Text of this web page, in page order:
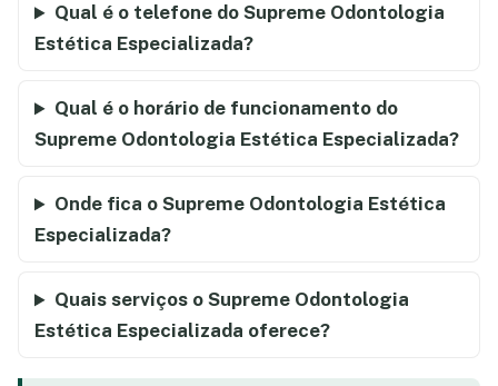
Qual é o telefone do Supreme Odontologia
Estética Especializada?
Qual é o horário de funcionamento do
Supreme Odontologia Estética Especializada?
Onde fica o Supreme Odontologia Estética
Especializada?
Quais serviços o Supreme Odontologia
Estética Especializada oferece?